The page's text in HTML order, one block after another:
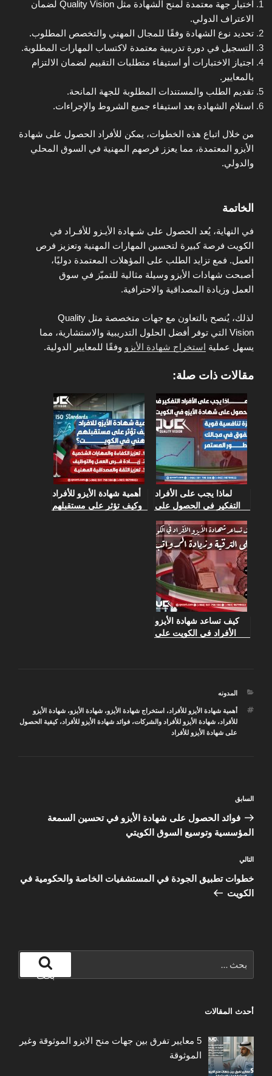
اختيار جهة معتمدة لمنح الشهادة مثل Quality Vision لضمان
الاعتراف الدولي.
تحديد نوع الشهادة وفقًا للمجال المهني والتخصص المطلوب.
التسجيل في دورة تدريبية معتمدة لاكتساب المهارات المطلوبة.
اجتياز الاختبارات أو استيفاء متطلبات التقييم لضمان الالتزام
بالمعايير.
تقديم الطلب والمستندات المطلوبة للجهة المانحة.
استلام الشهادة بعد استيفاء جميع الشروط والإجراءات.
من خلال اتباع هذه الخطوات، يمكن للأفراد الحصول على شهادة
الأيزو المعتمدة، مما يعزز فرصهم المهنية في السوق المحلي
والدولي.
الخاتمة
في النهاية، يُعد الحصول على شـهادة الأيـزو للأفـراد في
الكويت فرصة كبيرة لتحسين المهارات المهنية وتعزيز فرص
العمل. فمع تزايد الطلب على المؤهلات المعتمدة دوليًا،
أصبحت شهادات الأيزو وسيلة مثالية للتميّز في سوق
العمل وزيادة المصداقية والاحترافية.
لذلك، يُنصح بالتعاون مع جهات متخصصة مثل Quality
Vision التي توفر أفضل الحلول التدريبية والاستشارية، مما
يسهل عملية استخراج شهادة الأيزو وفقًا للمعايير الدولية.
مقالات ذات صلة:
لماذا يجب على الأفراد
التفكير في الحصول على
أهمية شهادة الأيزو للأفراد
وكيف تؤثر على مستقبلهم
كيف تساعد شهادة الأيزو
الأفراد في الكويت على
التصنيفات
المدونه
الوسوم
أهمية شهادة الأيزو للأفراد، استخراج شهادة الأيزو،شهادة الأيزو،شهادة الأيزو
للأفراد،شهادة الأيزو للأفراد والشركات،فوائد شهادة الأيزو للأفراد،كيفية الحصول
على شهادة الأيزو للأفراد
المقالة
السابقة
السابق
فوائد الحصول على شهادة الأيزو في تحسين السمعة
المؤسسية وتوسيع السوق الكويتي
المقالة
التالية
التالي
خطوات تطبيق الجودة في المستشفيات الخاصة والحكومية في
الكويت
عن:
بحث
أحدث المقالات
5 معايير تفرق بين جهات منح الايزو الموثوقة وغير
الموثوقة